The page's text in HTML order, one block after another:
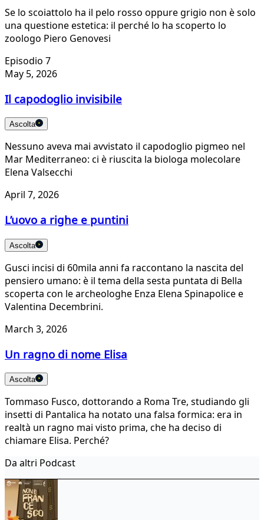
Se lo scoiattolo ha il pelo rosso oppure grigio non è solo
una questione estetica: il perché lo ha scoperto lo
zoologo Piero Genovesi
Episodio 7
May 5, 2026
Il capodoglio invisibile
Ascolta
Nessuno aveva mai avvistato il capodoglio pigmeo nel
Mar Mediterraneo: ci è riuscita la biologa molecolare
Elena Valsecchi
April 7, 2026
L’uovo a righe e puntini
Ascolta
Gusci incisi di 60mila anni fa raccontano la nascita del
pensiero umano: è il tema della sesta puntata di Bella
scoperta con le archeologhe Enza Elena Spinapolice e
Valentina Decembrini.
March 3, 2026
Un ragno di nome Elisa
Ascolta
Tommaso Fusco, dottorando a Roma Tre, studiando gli
insetti di Pantalica ha notato una falsa formica: era in
realtà un ragno mai visto prima, che ha deciso di
chiamare Elisa. Perché?
Da altri Podcast